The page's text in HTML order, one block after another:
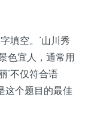
填空。‘山川秀
色宜人，通常用
’不仅符合语
这个题目的最佳